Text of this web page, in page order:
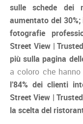
sulle schede
aumentato del
fotografie
Street View |
più sulla pagina
a coloro che
l’84% dei clienti
Street View |
la scelta del